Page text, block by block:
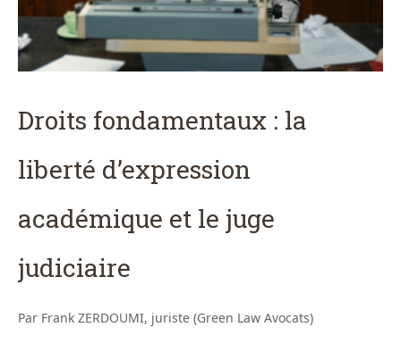
Droits fondamentaux : la
liberté d’expression
académique et le juge
judiciaire
Par Frank ZERDOUMI, juriste (Green Law Avocats)